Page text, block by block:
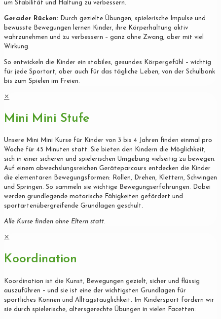
um Stabilität und Haltung zu verbessern.
Gerader Rücken: Durch gezielte Übungen, spielerische Impulse und
bewusste Bewegungen lernen Kinder, ihre Körperhaltung aktiv
wahrzunehmen und zu verbessern – ganz ohne Zwang, aber mit viel
Wirkung.
So entwickeln die Kinder ein stabiles, gesundes Körpergefühl – wichtig
für jede Sportart, aber auch für das tägliche Leben, von der Schulbank
bis zum Spielen im Freien.
✕
Mini Mini Stufe
Unsere Mini Mini Kurse für Kinder von 3 bis 4 Jahren finden einmal pro
Woche für 45 Minuten statt. Sie bieten den Kindern die Möglichkeit,
sich in einer sicheren und spielerischen Umgebung vielseitig zu bewegen.
Auf einem abwechslungsreichen Geräteparcours entdecken die Kinder
die elementaren Bewegungsformen: Rollen, Drehen, Klettern, Schwingen
und Springen. So sammeln sie wichtige Bewegungserfahrungen. Dabei
werden grundlegende motorische Fähigkeiten gefördert und
sportartenübergreifende Grundlagen geschult.
Alle Kurse finden ohne Eltern statt.
✕
Koordination
Koordination ist die Kunst, Bewegungen gezielt, sicher und flüssig
auszuführen – und sie ist eine der wichtigsten Grundlagen für
sportliches Können und Alltagstauglichkeit. Im Kindersport fördern wir
sie durch spielerische, altersgerechte Übungen in vielen Facetten: